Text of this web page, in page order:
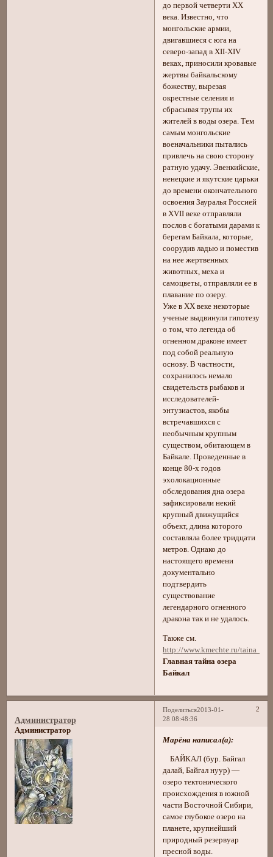
до первой четверти XX
века. Известно, что
монгольские армии,
двигавшиеся с юга на
северо-запад в XII-XIV
веках, приносили кровавые
жертвы байкальскому
божеству, вырезая
окрестные селения и
сбрасывая трупы их
жителей в воды озера. Тем
самым монгольские
военачальники пытались
привлечь на свою сторону
ратную удачу. Эвенкийские,
ненецкие и якутские царьки
до времени окончательного
освоения Зауралья Россией
в XVII веке отправляли
послов с богатыми дарами к
берегам Байкала, которые,
соорудив ладью и поместив
на нее жертвенных
животных, меха и
самоцветы, отправляли ее в
плавание по озеру.
Уже в XX веке некоторые
ученые выдвинули гипотезу
о том, что легенда об
огненном драконе имеет
под собой реальную
основу. В частности,
сохранилось немало
свидетельств рыбаков и
исследователей-
энтузиастов, якобы
встречавшихся с
необычным крупным
существом, обитающем в
Байкале. Проведенные в
конце 80-х годов
эхолокационные
обследования дна озера
зафиксировали некий
крупный движущийся
объект, длина которого
составляла более тридцати
метров. Однако до
настоящего времени
документально
подтвердить
существование
легендарного огненного
дракона так и не удалось.
Также см.
http://www.kmechte.ru/
Главная тайна озера
Байкал
Поделиться 2
2013-01-
28 08:48:36
Администратор
Администратор
Марёна написал(а):
БАЙКАЛ (бур. Байгал
далай, Байгал нуур) —
озеро тектонического
происхождения в южной
части Восточной Сибири,
самое глубокое озеро на
планете, крупнейший
природный резервуар
пресной воды.